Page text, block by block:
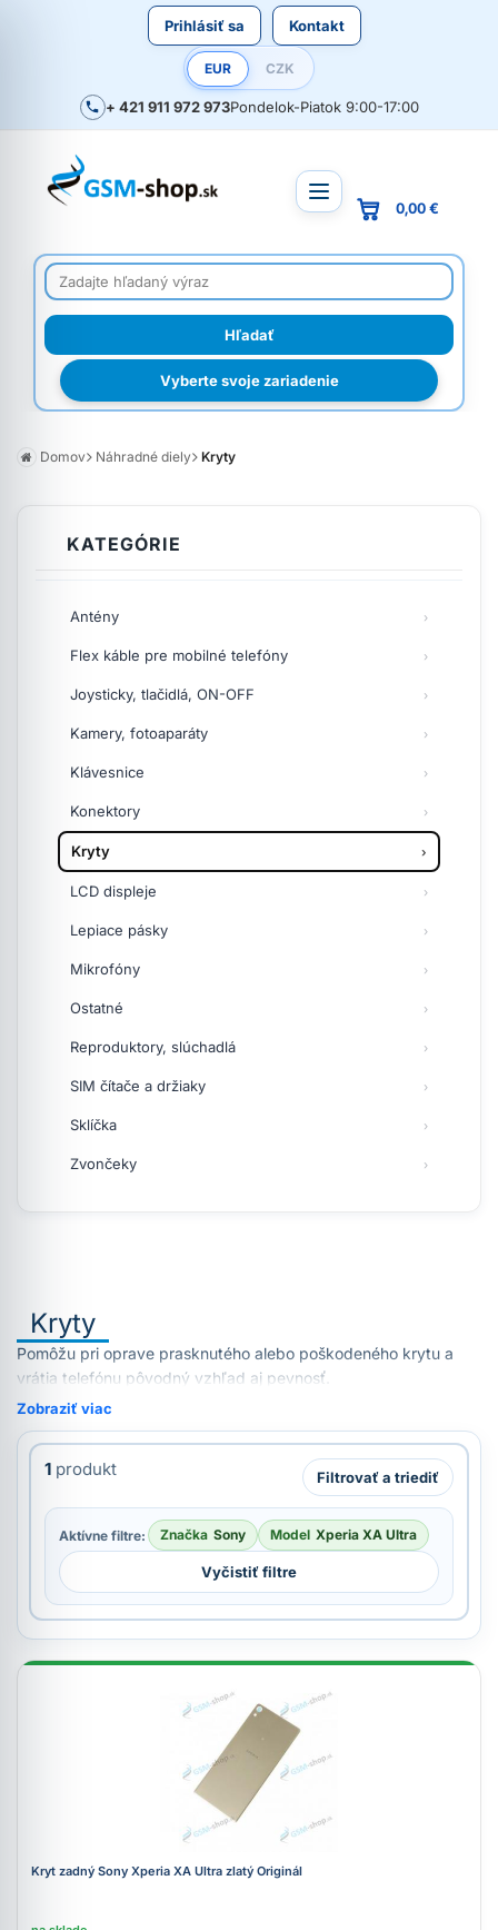
Prihlásiť sa Kontakt
EUR CZK
+ 421 911 972 973Pondelok-Piatok 9:00-17:00
Vyberte svoje zariadenie
0,00 €
Domov Náhradné diely Kryty
KATEGÓRIE
Antény
Flex káble pre mobilné telefóny
Joysticky, tlačidlá, ON-OFF
Kamery, fotoaparáty
Klávesnice
Konektory
Kryty
LCD displeje
Lepiace pásky
Mikrofóny
Ostatné
Reproduktory, slúchadlá
SIM čítače a držiaky
Sklíčka
Zvončeky
Kryty
Pomôžu pri oprave prasknutého alebo poškodeného krytu a
vrátia telefónu pôvodný vzhľad aj pevnosť.
Zobraziť viac
1 produkt Filtrovať a triediť
Aktívne filtre: Značka Sony Model Xperia XA Ultra
Vyčistiť filtre
Kryt zadný Sony Xperia XA Ultra zlatý Originál